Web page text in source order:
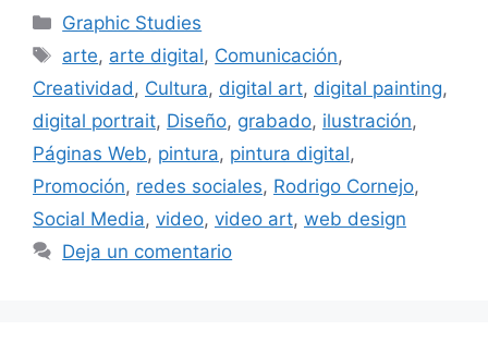
Graphic Studies
arte, arte digital, Comunicación,
Creatividad , Cultura, digital art, digital painting,
digital portrait, Diseño, grabado, ilustración,
Páginas Web, pintura, pintura digital,
Promoción, redes sociales, Rodrigo Cornejo,
Social Media, video, video art, web design
Deja un comentario